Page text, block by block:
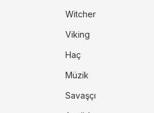
Witcher
Viking
Haç
Müzik
Savaşçı